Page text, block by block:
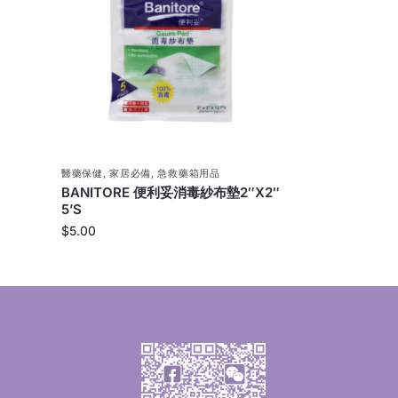
醫藥保健 ,家居必備,急救藥箱用品
BANITORE 便利妥消毒紗布墊2″X2″
5’S
$5.00